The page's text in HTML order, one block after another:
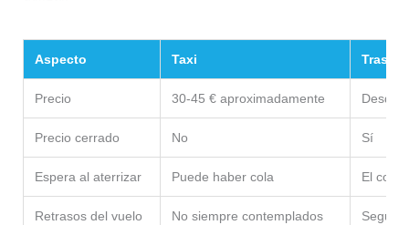
Aspecto Taxi
Precio 30-45 € aproximadamente Desde
Precio cerrado No Sí
Espera al aterrizar Puede haber cola El
Retrasos del vuelo No siempre contemplados